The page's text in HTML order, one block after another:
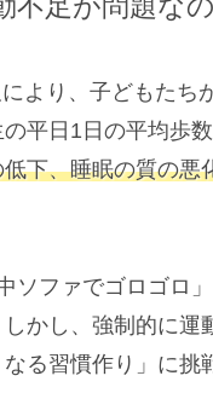
不足が問題な
より、子どもたち
平日1日の平均歩
下、睡眠の質の悪
ファでゴロゴロ
かし、強制的に
る習慣作り」に挑